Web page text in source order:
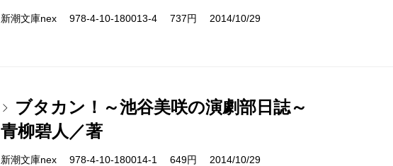
新潮文庫nex 978-4-10-180013-4 737円 2014/10/29
ブタカン！～池谷美咲の演劇部日誌～
青柳碧人／著
新潮文庫nex 978-4-10-180014-1 649円 2014/10/29